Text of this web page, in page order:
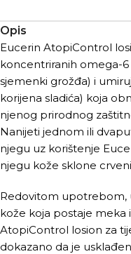
Opis
Eucerin AtopiControl
koncentriranih omega-6
sjemenki grožđa) i
korijena sladića) koja
njenog prirodnog
Nanijeti jednom ili
njegu uz korištenje
njegu kože sklone
Redovitom upotrebom,
kože koja postaje meka
AtopiControl losion za
dokazano da je